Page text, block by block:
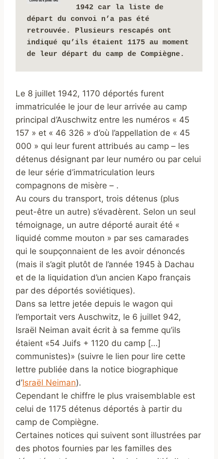
1942 car la liste de
départ du convoi n’a pas été
retrouvée. Plusieurs rescapés ont
indiqué qu’ils étaient 1175 au moment
de leur départ du camp de Compiègne.
Le 8 juillet 1942, 1170 déportés furent
immatriculée le jour de leur arrivée au camp
principal d’Auschwitz entre les numéros « 45
157 » et « 46 326 » d’où l’appellation de « 45
000 » qui leur furent attribués au camp – les
détenus désignant par leur numéro ou par celui
de leur série d’immatriculation leurs
compagnons de misère – .
Au cours du transport, trois détenus (plus
peut-être un autre) s’évadèrent. Selon un seul
témoignage, un autre déporté aurait été «
liquidé comme mouton » par ses camarades
qui le soupçonnaient de les avoir dénoncés
(mais il s’agit plutôt de l’année 1945 à Dachau
et de la liquidation d’un ancien Kapo français
par des déportés soviétiques).
Dans sa lettre jetée depuis le wagon qui
l’emportait vers Auschwitz, le 6 juillet 942,
Israël Neiman avait écrit à sa femme qu’ils
étaient «54 Juifs + 1120 du camp […]
communistes)» (suivre le lien pour lire cette
lettre publiée dans la notice biographique
d’Israël Neiman).
Cependant le chiffre le plus vraisemblable est
celui de 1175 détenus déportés à partir du
camp de Compiègne.
Certaines notices qui suivent sont illustrées par
des photos fournies par les familles des